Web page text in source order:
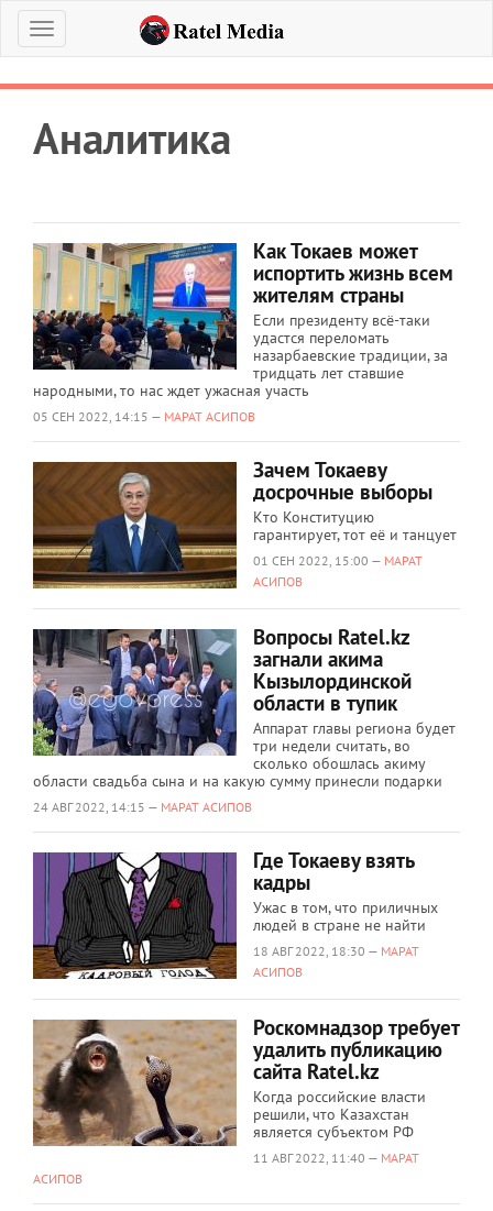
Меню
Аналитика
Как Токаев может
испортить жизнь всем
жителям страны
Если президенту всё-таки
удастся переломать
назарбаевские традиции, за
тридцать лет ставшие
народными, то нас ждет ужасная участь
05 СЕН 2022, 14:15 — МАРАТ АСИПОВ
Зачем Токаеву
досрочные выборы
Кто Конституцию
гарантирует, тот её и танцует
01 СЕН 2022, 15:00 — МАРАТ
АСИПОВ
Вопросы Ratel.kz
загнали акима
Кызылординской
области в тупик
Аппарат главы региона будет
три недели считать, во
сколько обошлась акиму
области свадьба сына и на какую сумму принесли подарки
24 АВГ 2022, 14:15 — МАРАТ АСИПОВ
Где Токаеву взять
кадры
Ужас в том, что приличных
людей в стране не найти
18 АВГ 2022, 18:30 — МАРАТ
АСИПОВ
Роскомнадзор требует
удалить публикацию
сайта Ratel.kz
Когда российские власти
решили, что Казахстан
является субъектом РФ
11 АВГ 2022, 11:40 — МАРАТ
АСИПОВ